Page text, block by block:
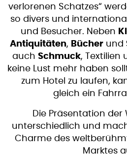
verlorenen Schatzes“
so divers und
und Besucher. Neben
Antiquitäten, Bücherund
auch Schmuck, Textilien
keine Lust mehr haben
zum Hotel zu laufen,
gleich ein
Die Präsentation der
unterschiedlich und
Charme des
Marktes